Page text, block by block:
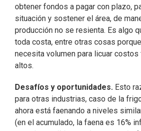
obtener fondos a pagar con plazo,
situación y sostener el área, de
producción no se resienta. Es algo
toda costa, entre otras cosas
necesita volumen para licuar
altos.
Desafíos y oportunidades. Esto
para otras industrias, caso de la
ahora está faenando a niveles
(en el acumulado, la faena es 16%